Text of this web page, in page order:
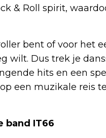
& Roll spirit,
bent of voor het
wilt. Dus trek je
hits en een
een muzikale reis
band IT66